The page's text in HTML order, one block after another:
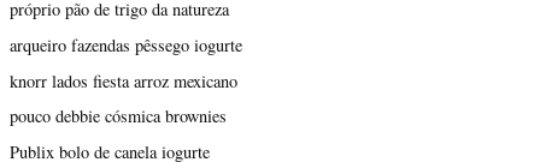
próprio pão de trigo da natureza
arqueiro fazendas pêssego iogurte
knorr lados fiesta arroz mexicano
pouco debbie cósmica brownies
Publix bolo de canela iogurte